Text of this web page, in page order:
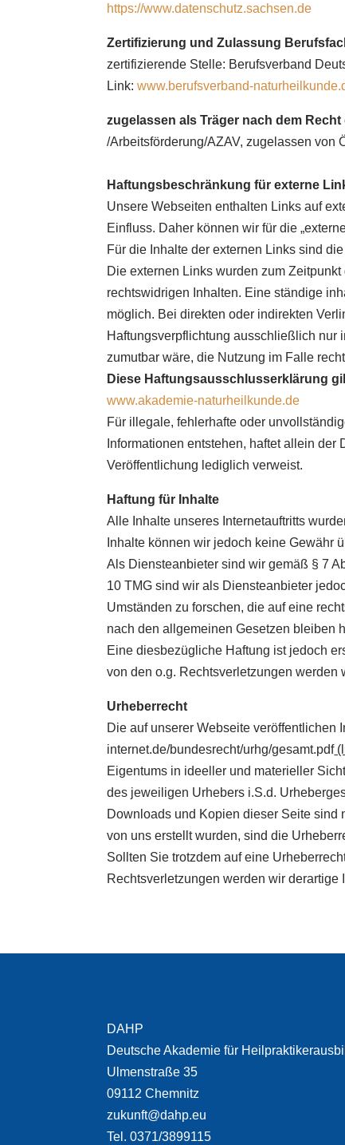
https://www.datenschutz.sachsen.de
Zertifizierung und Zulassung
zertifizierende Stelle: Berufsverband
Link:www.berufsverband-
zugelassen als Träger nach dem
/Arbeitsförderung/AZAV, zugelassen von
Haftungsbeschränkung für externe
Unsere Webseiten enthalten Links auf
Einfluss. Daher können wir für die
Für die Inhalte der externen Links sind
Die externen Links wurden zum
rechtswidrigen Inhalten. Eine ständige
möglich. Bei direkten oder indirekten
Haftungsverpflichtung ausschließlich nur
zumutbar wäre, die Nutzung im Falle
Diese Haftungsausschlusserklärung
www.akademie-naturheilkunde.de
Für illegale, fehlerhafte oder
Informationen entstehen, haftet allein
Veröffentlichung lediglich verweist.
Haftung für Inhalte
Alle Inhalte unseres Internetauftritts
Inhalte können wir jedoch keine Gewähr
Als Diensteanbieter sind wir gemäß § 7
10 TMG sind wir als Diensteanbieter
Umständen zu forschen, die auf eine
nach den allgemeinen Gesetzen bleiben
Eine diesbezügliche Haftung ist jedoch
von den o.g. Rechtsverletzungen
Urheberrecht
Die auf unserer Webseite veröffentlichen
internet.de/bundesrecht/urhg/gesamt.pdf
Eigentums in ideeller und materieller
des jeweiligen Urhebers i.S.d.
Downloads und Kopien dieser Seite sind
von uns erstellt wurden, sind die
Sollten Sie trotzdem auf eine
Rechtsverletzungen werden wir derartige
DAHP
Deutsche Akademie für
Ulmenstraße 35
09112 Chemnitz
zukunft@dahp.eu
Tel. 0371/3899115